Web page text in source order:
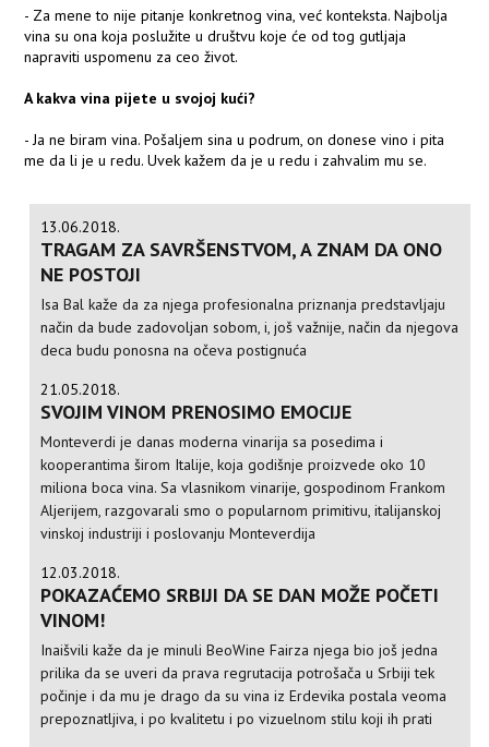
- Za mene to nije pitanje konkretnog vina, već konteksta. Najbolja
vina su ona koja poslužite u društvu koje će od tog gutljaja
napraviti uspomenu za ceo život.
A kakva vina pijete u svojoj kući?
- Ja ne biram vina. Pošaljem sina u podrum, on donese vino i pita
me da li je u redu. Uvek kažem da je u redu i zahvalim mu se.
13.06.2018.
TRAGAM ZA SAVRŠENSTVOM, A ZNAM DA ONO
NE POSTOJI
Isa Bal kaže da za njega profesionalna priznanja predstavljaju
način da bude zadovoljan sobom, i, još važnije, način da njegova
deca budu ponosna na očeva postignuća
21.05.2018.
SVOJIM VINOM PRENOSIMO EMOCIJE
Monteverdi je danas moderna vinarija sa posedima i
kooperantima širom Italije, koja godišnje proizvede oko 10
miliona boca vina. Sa vlasnikom vinarije, gospodinom Frankom
Aljerijem, razgovarali smo o popularnom primitivu, italijanskoj
vinskoj industriji i poslovanju Monteverdija
12.03.2018.
POKAZAĆEMO SRBIJI DA SE DAN MOŽE POČETI
VINOM!
Inaišvili kaže da je minuli BeoWine Fairza njega bio još jedna
prilika da se uveri da prava regrutacija potrošača u Srbiji tek
počinje i da mu je drago da su vina iz Erdevika postala veoma
prepoznatljiva, i po kvalitetu i po vizuelnom stilu koji ih prati